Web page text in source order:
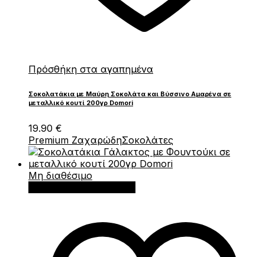
Πρόσθήκη στα αγαπημένα
Σοκολατάκια με Μαύρη Σοκολάτα και Βύσσινο Αμαρένα σε
μεταλλικό κουτί 200γρ Domori
19.90 €
Premium ΖαχαρώδηΣοκολάτες
Μη διαθέσιμο